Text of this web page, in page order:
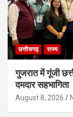
छत्तीसगढ़ राज्य
गुजरात में गूंजी
दमदार सहभागिता
August 8, 2026